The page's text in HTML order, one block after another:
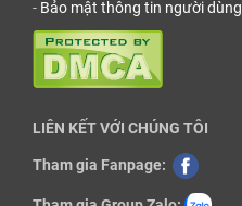
- Bảo mật thông tin người dùng
LIÊN KẾT VỚI CHÚNG TÔI
Tham gia Fanpage: